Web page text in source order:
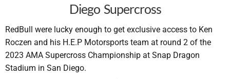
Diego Supercross
RedBull were lucky enough to get exclusive access to Ken
Roczen and his H.E.P Motorsports team at round 2 of the
2023 AMA Supercross Championship at Snap Dragon
Stadium in San Diego.